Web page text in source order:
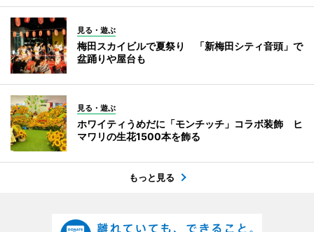
見る・遊ぶ
梅田スカイビルで夏祭り 「新梅田シティ音頭」で
盆踊りや屋台も
見る・遊ぶ
ホワイティうめだに「モンチッチ」コラボ装飾 ヒ
マワリの生花1500本を飾る
もっと見る